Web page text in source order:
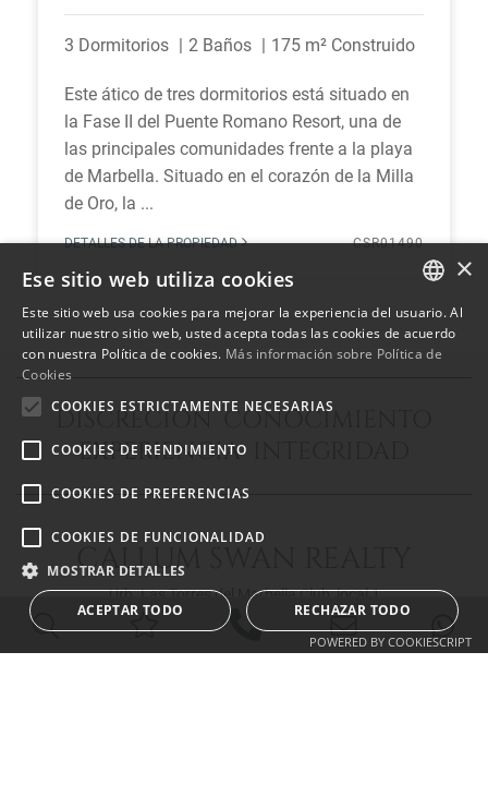
3 Dormitorios 2 Baños 175 m² Construido
Este ático de tres dormitorios está situado en
la Fase II del Puente Romano Resort, una de
las principales comunidades frente a la playa
de Marbella. Situado en el corazón de la Milla
de Oro, la ...
DETALLES DE LA PROPIEDAD CSR01490
DISCRECIÓN CONOCIMIENTO
EXPERIENCIA INTEGRIDAD
CALLUM SWAN REALTY
Urb. Las Torres del Marbella Club, local 1
Blvd. Principe Alfonso de Hohenlohe
29602 Marbella Málaga
ENGLISH
SPANISH
×
Ese sitio web utiliza cookies
Este sitio web usa cookies para mejorar la experiencia del usuario. Al
utilizar nuestro sitio web, usted acepta todas las cookies de acuerdo
con nuestra Política de cookies. Más información sobre Política de
Cookies
COOKIES ESTRICTAMENTE NECESARIAS
COOKIES DE RENDIMIENTO
COOKIES DE PREFERENCIAS
COOKIES DE FUNCIONALIDAD
MOSTRAR DETALLES
ACEPTAR TODO RECHAZAR TODO
POWERED BY COOKIESCRIPT